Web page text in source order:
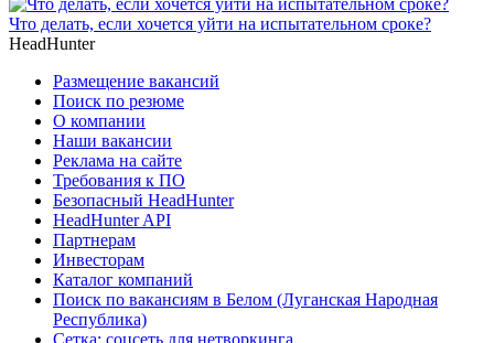
Что делать, если хочется уйти на испытательном сроке?
HeadHunter
Размещение вакансий
Поиск по резюме
О компании
Наши вакансии
Реклама на сайте
Требования к ПО
Безопасный HeadHunter
HeadHunter API
Партнерам
Инвесторам
Каталог компаний
Поиск по вакансиям в Белом (Луганская Народная
Республика)
Сетка: соцсеть для нетворкинга